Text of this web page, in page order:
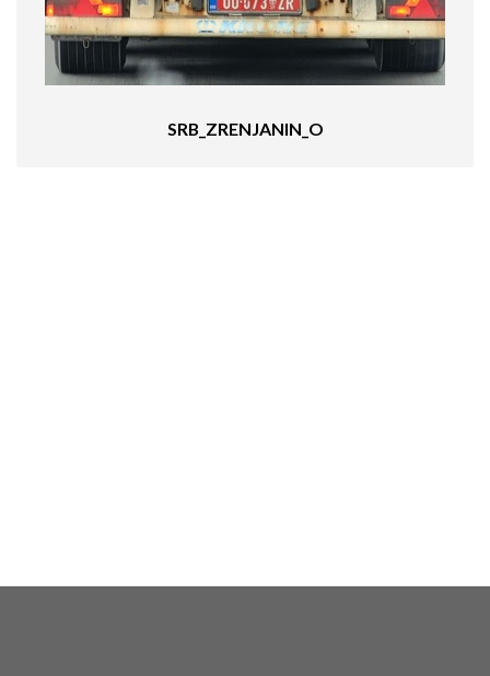
SRB_ZRENJANIN_O